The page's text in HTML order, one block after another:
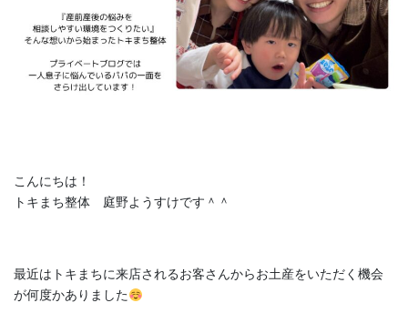
こんにちは！
トキまち整体 庭野ようすけです＾＾
最近はトキまちに来店されるお客さんからお土産をいただく機会
が何度かありました